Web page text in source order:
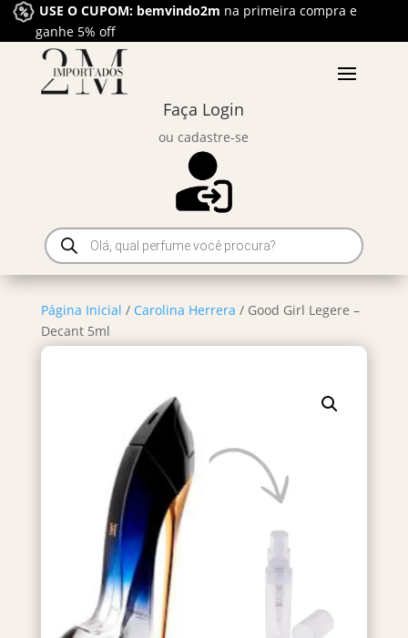
USE O CUPOM: bemvindo2m na primeira compra e
ganhe 5% off
Faça Login
ou cadastre-se
Pesquisar
produtos
Página Inicial / Carolina Herrera / Good Girl Legere –
Decant 5ml